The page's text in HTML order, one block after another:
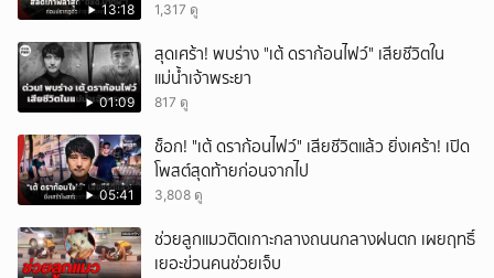
13:18 1,317 ดู
01:09
สุดเศร้า! พบร่าง "เต้ ดราก้อนไฟว์" เสียชีวิตใน
แม่น้ำเจ้าพระยา
817 ดู
05:41
ช็อก! "เต้ ดราก้อนไฟว์" เสียชีวิตแล้ว ยิ่งเศร้า! เปิด
โพสต์สุดท้ายก่อนจากไป
3,808 ดู
ช่วยลูกแมวติดเกาะกลางถนนกลางฝนตก เผยฤทธิ์
เยอะข่วนคนช่วยเจ็บ